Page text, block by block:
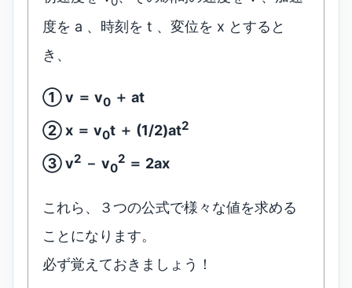
度を a 、時刻を t 、変位を x とすると
き、
① v ＝ v0 ＋ at
② x ＝ v0t ＋ (1/2)at2
③ v2 － v0
2 ＝ 2ax
これら、３つの公式で様々な値を求める
ことになります。
必ず覚えておきましょう！